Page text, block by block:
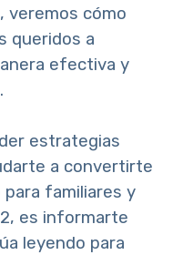
veremos cómo
queridos a
efectiva y
estrategias
a convertirte
familiares y
es informarte
leyendo para